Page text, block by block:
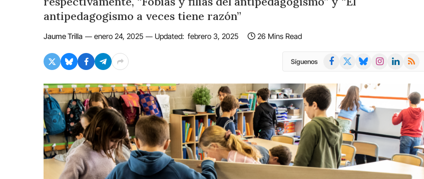
antipedagogismo a veces tiene razón”
Jaume Trilla enero 24, 2025 Updated: febrero 3, 2025 26 Mins Read
Síguenos Facebook BlueskyInstagramLinkedIn
RSS